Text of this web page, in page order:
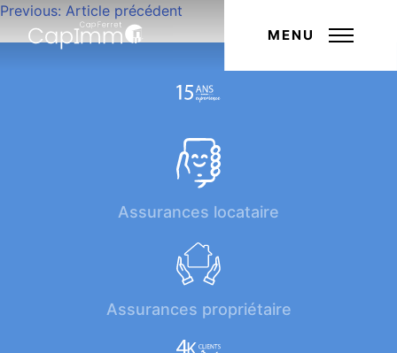
MENU
Navigation
de
Previous: Article précédent
Assurances locataire
Assurances propriétaire